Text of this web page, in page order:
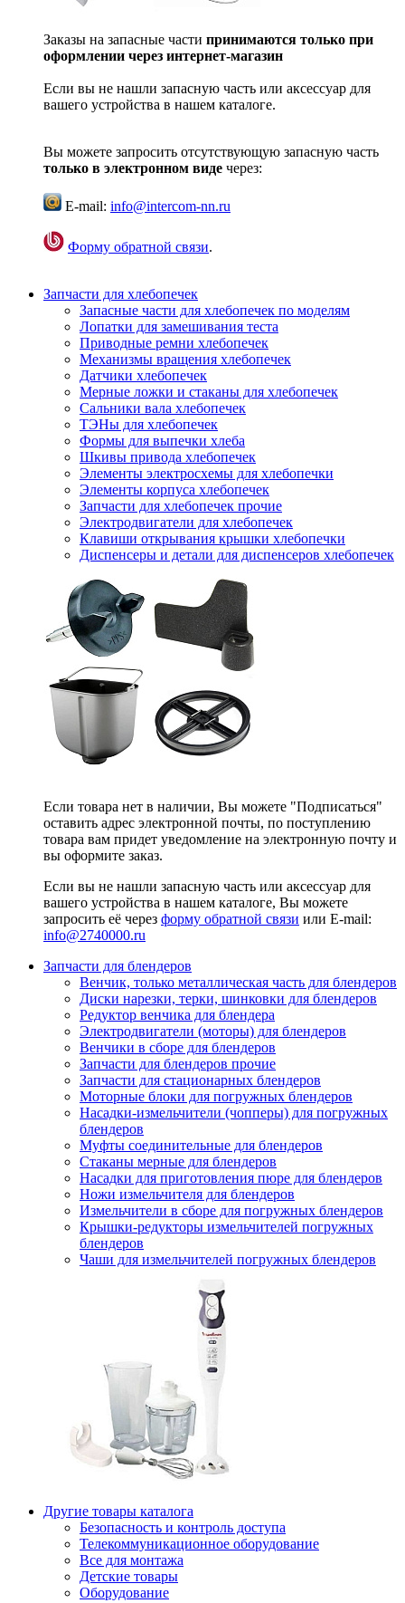
Заказы на запасные части принимаются только при
оформлении через интернет-магазин
Если вы не нашли запасную часть или аксессуар для
вашего устройства в нашем каталоге.
Вы можете запросить отсутствующую запасную часть
только в электронном виде через:
E-mail: info@intercom-nn.ru
Форму обратной связи.
Запчасти для хлебопечек
Запасные части для хлебопечек по моделям
Лопатки для замешивания теста
Приводные ремни хлебопечек
Механизмы вращения хлебопечек
Датчики хлебопечек
Мерные ложки и стаканы для хлебопечек
Сальники вала хлебопечек
ТЭНы для хлебопечек
Формы для выпечки хлеба
Шкивы привода хлебопечек
Элементы электросхемы для хлебопечки
Элементы корпуса хлебопечек
Запчасти для хлебопечек прочие
Электродвигатели для хлебопечек
Клавиши открывания крышки хлебопечки
Диспенсеры и детали для диспенсеров хлебопечек
Если товара нет в наличии, Вы можете "Подписаться"
оставить адрес электронной почты, по поступлению
товара вам придет уведомление на электронную почту и
вы оформите заказ.
Если вы не нашли запасную часть или аксессуар для
вашего устройства в нашем каталоге, Вы можете
запросить её через форму обратной связи или E-mail:
info@2740000.ru
Запчасти для блендеров
Венчик, только металлическая часть для блендеров
Диски нарезки, терки, шинковки для блендеров
Редуктор венчика для блендера
Электродвигатели (моторы) для блендеров
Венчики в сборе для блендеров
Запчасти для блендеров прочие
Запчасти для стационарных блендеров
Моторные блоки для погружных блендеров
Насадки-измельчители (чопперы) для погружных
блендеров
Муфты соединительные для блендеров
Стаканы мерные для блендеров
Насадки для приготовления пюре для блендеров
Ножи измельчителя для блендеров
Измельчители в сборе для погружных блендеров
Крышки-редукторы измельчителей погружных
блендеров
Чаши для измельчителей погружных блендеров
Другие товары каталога
Безопасность и контроль доступа
Телекоммуникационное оборудование
Все для монтажа
Детские товары
Оборудование